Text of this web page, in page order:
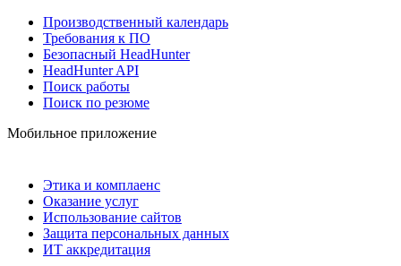
Производственный календарь
Требования к ПО
Безопасный HeadHunter
HeadHunter API
Поиск работы
Поиск по резюме
Мобильное приложение
Этика и комплаенс
Оказание услуг
Использование сайтов
Защита персональных данных
ИТ аккредитация